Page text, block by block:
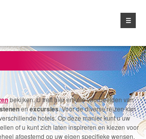
☰
bekijken. U treft hier enkele voorbeelden van
enexcursies. Voor de diverse reizen kan
hotels. Op deze manier kunt u uw
of u kunt zich laten inspireren en kiezen voor
afgestemd op uw eigen specifieke wensen.